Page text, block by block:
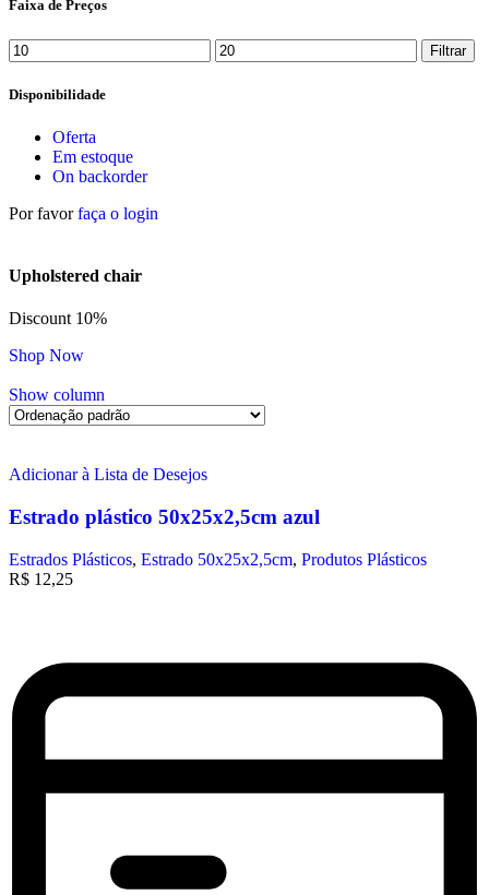
Faixa de Preços
Filtrar
Disponibilidade
Oferta
Em estoque
On backorder
Por favorfaça o login
Upholstered chair
Discount 10%
Shop Now
Show column
Adicionar à Lista de Desejos
Estrado plástico 50x25x2,5cm azul
Estrados Plásticos, Estrado 50x25x2,5cm, Produtos Plásticos
R$ 12,25